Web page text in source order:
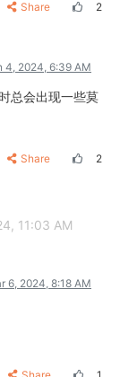
Share 2
4, 2024, 6:39 AM
总会出现一些莫
Share 2
11:03 AM
6, 2024, 8:18 AM